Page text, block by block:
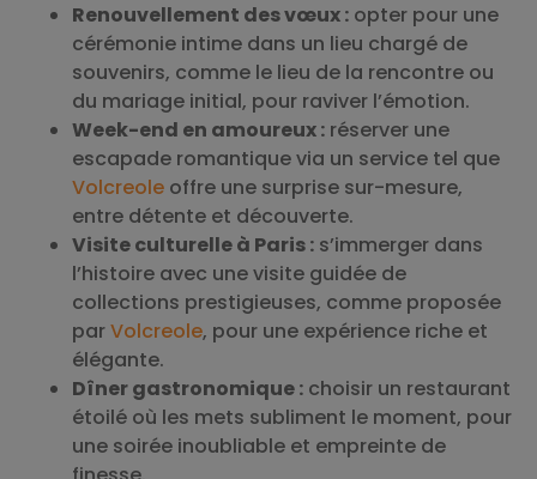
Renouvellement des vœux : opter pour une
cérémonie intime dans un lieu chargé de
souvenirs, comme le lieu de la rencontre ou
du mariage initial, pour raviver l’émotion.
Week-end en amoureux : réserver une
escapade romantique via un service tel que
Volcreole offre une surprise sur-mesure,
entre détente et découverte.
Visite culturelle à Paris : s’immerger dans
l’histoire avec une visite guidée de
collections prestigieuses, comme proposée
parVolcreole, pour une expérience riche et
élégante.
Dîner gastronomique : choisir un restaurant
étoilé où les mets subliment le moment, pour
une soirée inoubliable et empreinte de